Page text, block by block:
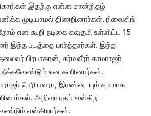
இதற்கு என்ன சான்றிதழ்
முடியாமல் திணறினார்கள். ரிவைசிங்
என கூறி நடிகை கவுதமி உள்ளிட்ட 15
இந்த படத்தை பார்த்தார்கள். இந்த
பிரபாகரன், கர்மவீரர் காமராஜர்
என கூறினார்கள்.
பெரியவரா, இரண்டையும் சமமாக
அறிவாயுதம் என்கிற
என்கிறார்கள்.